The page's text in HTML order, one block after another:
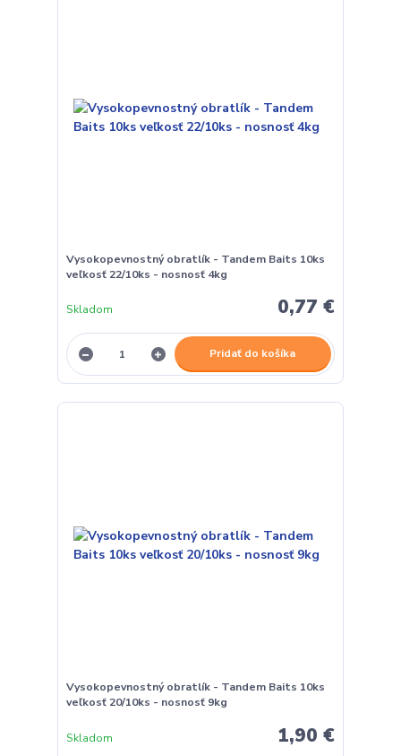
Vysokopevnostný obratlík - Tandem Baits 10ks
veľkosť 22/10ks - nosnosť 4kg
0,77 €
Skladom
Pridať do košíka
Vysokopevnostný obratlík - Tandem Baits 10ks
veľkosť 20/10ks - nosnosť 9kg
1,90 €
Skladom